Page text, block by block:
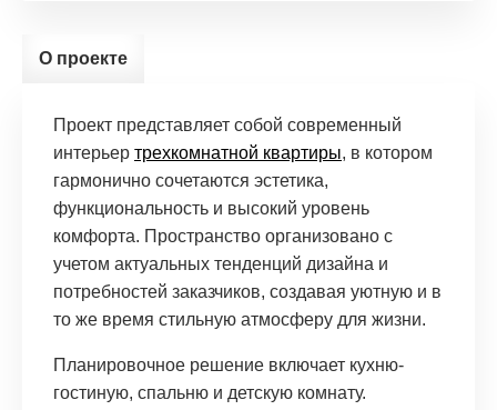
О проекте
Проект представляет собой современный
интерьер трехкомнатной квартиры, в котором
гармонично сочетаются эстетика,
функциональность и высокий уровень
комфорта. Пространство организовано с
учетом актуальных тенденций дизайна и
потребностей заказчиков, создавая уютную и в
то же время стильную атмосферу для жизни.
Планировочное решение включает кухню-
гостиную, спальню и детскую комнату.